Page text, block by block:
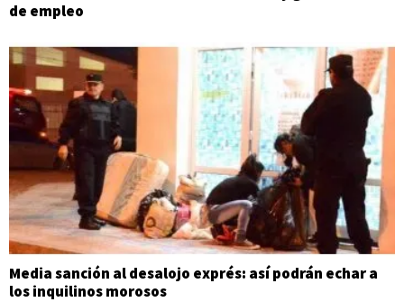
de empleo
Media sanción al desalojo exprés: así podrán echar a
los inquilinos morosos